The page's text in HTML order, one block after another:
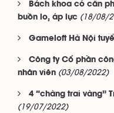
Bách khoa có căn
buồn lo, áp lực (18/08/
Gameloft Hà Nội
Công ty Cổ phần
nhân viên (03/08/2022)
4 “chàng trai vàng”
(19/07/2022)